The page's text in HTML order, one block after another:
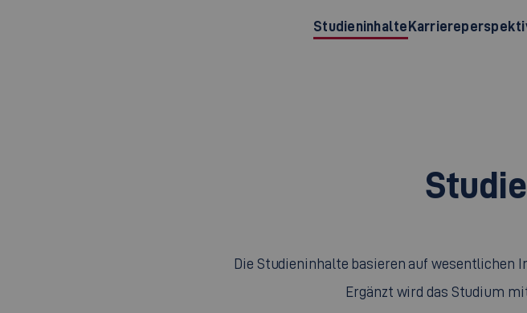
Studieninhalte
Die Studieninhalte basieren auf wesentlichen
Ergänzt wird das Studium